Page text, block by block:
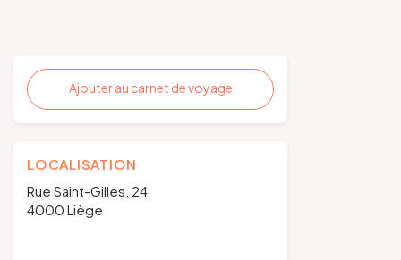
Ajouter au carnet de voyage
LOCALISATION
Rue Saint-Gilles, 24
4000 Liège